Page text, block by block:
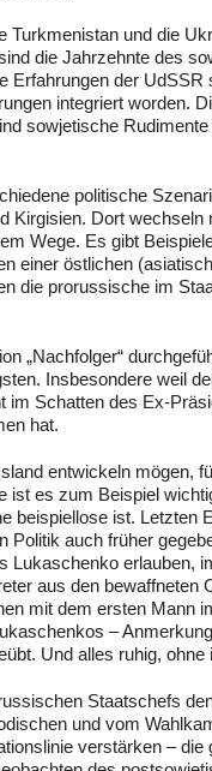
und die
die Jahrzehnte des
Erfahrungen der
integriert worden.
sowjetische
politische
Kirgisien. Dort
Wege. Es gibt
einer östlichen
die prorussische im
„Nachfolger“
Insbesondere weil
Schatten des Ex-
hat.
entwickeln mögen,
ist es zum Beispiel
beispiellose ist. Letzten
auch früher
Lukaschenko erlauben,
aus den
mit dem ersten Mann
–
Und alles ruhig, ohne
Staatschefs
und vom
verstärken –